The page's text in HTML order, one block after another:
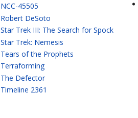
NCC-45505
Robert DeSoto
Star Trek III: The Search for Spock
Star Trek: Nemesis
Tears of the Prophets
Terraforming
The Defector
Timeline 2361